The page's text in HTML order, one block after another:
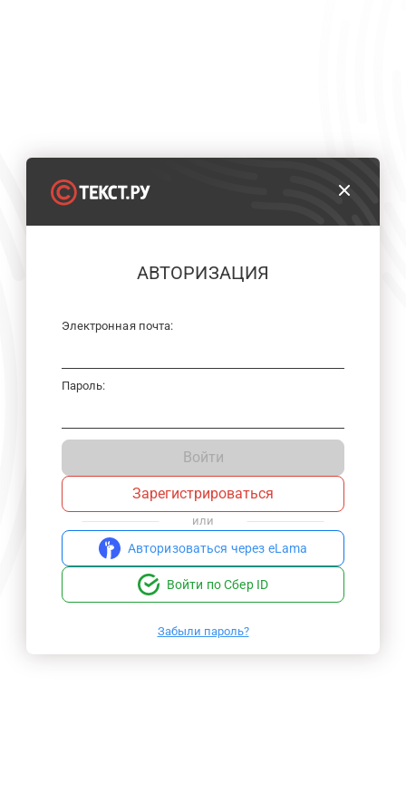
АВТОРИЗАЦИЯ
Электронная почта:
Пароль:
Войти
Зарегистрироваться
или
Авторизоваться через eLama
Войти по Сбер ID
Забыли пароль?